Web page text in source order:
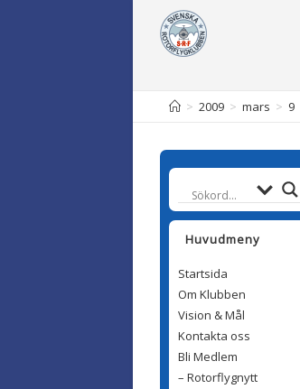
> 2009 > mars > 9
Huvudmeny
Startsida
Om Klubben
Vision & Mål
Kontakta oss
Bli Medlem
– Rotorflygnytt